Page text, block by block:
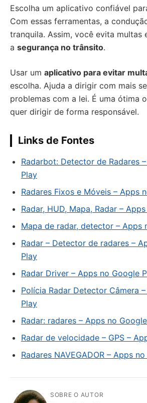
Escolha um aplicativo confiável
Com essas ferramentas, a
tranquila. Assim, você evita multas
a segurança no trânsito.
Usar um aplicativo para evitar
escolha. Ajuda a dirigir com mais
problemas com a lei. É uma ótima
quer dirigir de forma responsável.
Links de Fontes
Radarbot: Detector de Radares
Play
Radares Fixos e Móveis – Apps
Radar, HUD, Mapa, Radar –
Mapa de radar, detector – Apps
Radar – Detector de radares –
Play
Radar Driver – Apps no Google
Polícia Radar Detector Câmera
Play
Radar: radares – Apps no
Radar de velocidade – GPS –
Radares NAVEGADOR – Apps
SOBRE O AUTOR